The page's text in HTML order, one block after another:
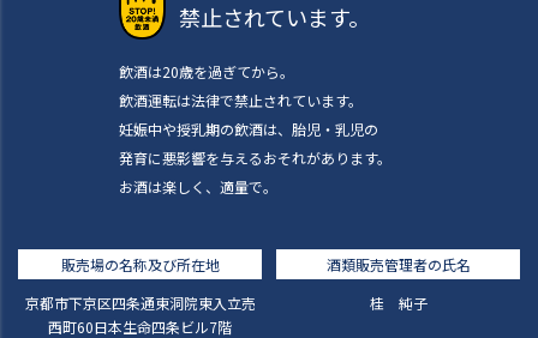
禁止されています。
飲酒は20歳を過ぎてから。
飲酒運転は法律で禁止されています。
妊娠中や授乳期の飲酒は、胎児・乳児の
発育に悪影響を与えるおそれがあります。
お酒は楽しく、適量で。
販売場の名称及び所在地
京都市下京区四条通東洞院東入立売
西町60日本生命四条ビル7階
酒類販売管理者の氏名
桂 純子